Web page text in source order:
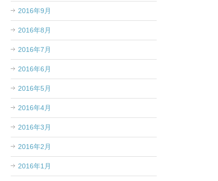
2016年9月
2016年8月
2016年7月
2016年6月
2016年5月
2016年4月
2016年3月
2016年2月
2016年1月